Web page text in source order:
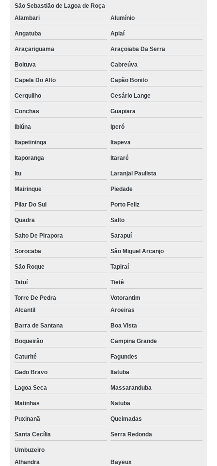
São Sebastião de Lagoa de Roça
Alambari
Alumínio
Angatuba Apiaí
Araçariguama Araçoiaba Da Serra
Boituva Cabreúva
Capela Do Alto Capão Bonito
Cerquilho Cesário Lange
Conchas Guapiara
Ibiúna Iperó
Itapetininga Itapeva
Itaporanga Itararé
Itu Laranjal Paulista
Mairinque Piedade
Pilar Do Sul Porto Feliz
Quadra Salto
Salto De Pirapora Sarapuí
Sorocaba São Miguel Arcanjo
São Roque Tapiraí
Tatuí Tietê
Torre De Pedra
Votorantim
Alcantil
Aroeiras
Barra de Santana Boa Vista
Boqueirão Campina Grande
Caturité Fagundes
Gado Bravo Itatuba
Lagoa Seca Massaranduba
Matinhas Natuba
Puxinanã Queimadas
Santa Cecília Serra Redonda
Umbuzeiro
Alhandra
Bayeux